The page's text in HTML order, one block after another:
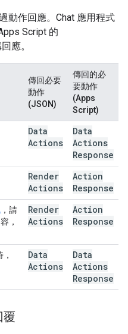
動作回應。Chat 應用程式
Script 的
應。
傳回必要
動作
(JSON)
傳回的必
要動作
(Apps
Script)
Data
Actions
Data
Actions
Response
Render
Actions
Action
Response
，請
，
Render
Actions
Action
Response
Data
Actions
Data
Actions
Response
覆